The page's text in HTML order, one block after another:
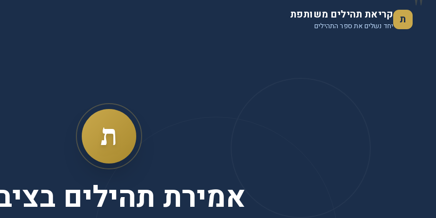
דלג לתוכן הראשי
ת קריאת תהילים משותפת
יחד נשלים את ספר התהילים
ת
אמירת תהילים